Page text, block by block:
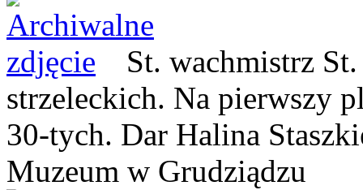
St. wachmistrz
strzeleckich. Na pierwszy
30-tych. Dar Halina
Muzeum w Grudziądzu